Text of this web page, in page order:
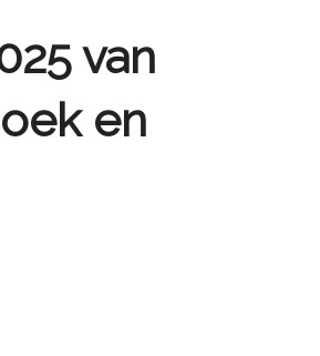
van
en